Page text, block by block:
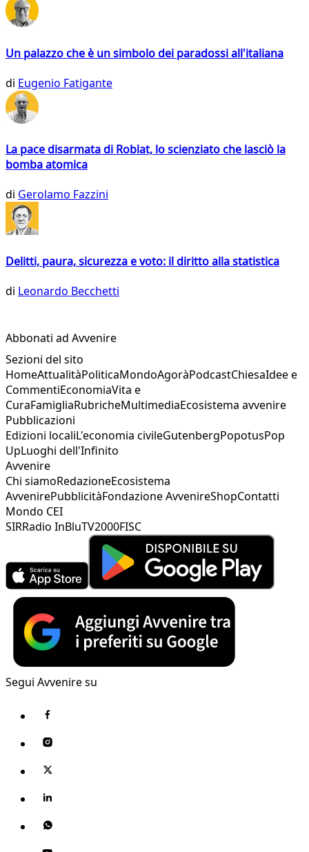
Un palazzo che è un simbolo dei paradossi all'italiana
di Eugenio Fatigante
La pace disarmata di Roblat, lo scienziato che lasciò la
bomba atomica
di Gerolamo Fazzini
Delitti, paura, sicurezza e voto: il diritto alla statistica
di Leonardo Becchetti
Abbonati ad Avvenire
Sezioni del sito
HomeAttualitàPoliticaMondoAgoràPodcastChiesaIdee e
CommentiEconomiaVita e
CuraFamigliaRubricheMultimediaEcosistema avvenire
Pubblicazioni
Edizioni localiL'economia civileGutenbergPopotusPop
UpLuoghi dell'Infinito
Avvenire
Chi siamoRedazioneEcosistema
AvvenirePubblicitàFondazione AvvenireShopContatti
Mondo CEI
SIRRadio InBluTV2000FISC
Segui Avvenire su